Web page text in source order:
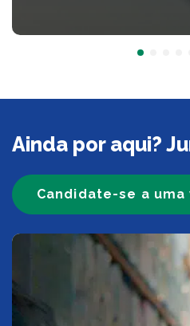
Ainda por aqui?
Candidate-se a uma